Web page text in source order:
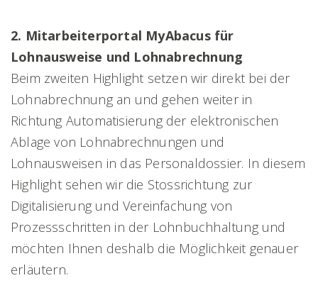
2. Mitarbeiterportal MyAbacus für
Lohnausweise und Lohnabrechnung
Beim zweiten Highlight setzen wir direkt bei der
Lohnabrechnung an und gehen weiter in
Richtung Automatisierung der elektronischen
Ablage von Lohnabrechnungen und
Lohnausweisen in das Personaldossier. In diesem
Highlight sehen wir die Stossrichtung zur
Digitalisierung und Vereinfachung von
Prozessschritten in der Lohnbuchhaltung und
möchten Ihnen deshalb die Möglichkeit genauer
erläutern.